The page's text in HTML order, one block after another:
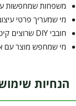
משפחות שמחפשות
מי שמעריך פרטי
חובבי DIY שרוצים קיט מלא שלא דורש רכישות נוספות
מי שמחפש מוצר עם
הנחיות